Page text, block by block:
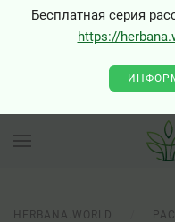
Бесплатная серия
https://
HERBANA.WORLD